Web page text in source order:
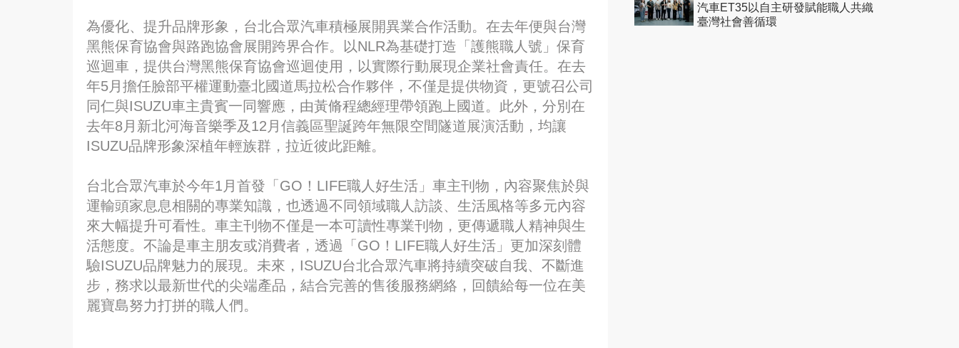
為優化、提升品牌形象，台北合眾汽車積極展開異業合作活動。在去年便與台灣
黑熊保育協會與路跑協會展開跨界合作。以NLR為基礎打造「護熊職人號」保育
巡迴車，提供台灣黑熊保育協會巡迴使用，以實際行動展現企業社會責任。在去
年5月擔任臉部平權運動臺北國道馬拉松合作夥伴，不僅是提供物資，更號召公司
同仁與ISUZU車主貴賓一同響應，由黃脩程總經理帶領跑上國道。此外，分別在
去年8月新北河海音樂季及12月信義區聖誕跨年無限空間隧道展演活動，均讓
ISUZU品牌形象深植年輕族群，拉近彼此距離。
台北合眾汽車於今年1月首發「GO！LIFE職人好生活」車主刊物，內容聚焦於與
運輸頭家息息相關的專業知識，也透過不同領域職人訪談、生活風格等多元內容
來大幅提升可看性。車主刊物不僅是一本可讀性專業刊物，更傳遞職人精神與生
活態度。不論是車主朋友或消費者，透過「GO！LIFE職人好生活」更加深刻體
驗ISUZU品牌魅力的展現。未來，ISUZU台北合眾汽車將持續突破自我、不斷進
步，務求以最新世代的尖端產品，結合完善的售後服務網絡，回饋給每一位在美
麗寶島努力打拼的職人們。
汽車ET35以自主研發賦能職人共織
臺灣社會善循環